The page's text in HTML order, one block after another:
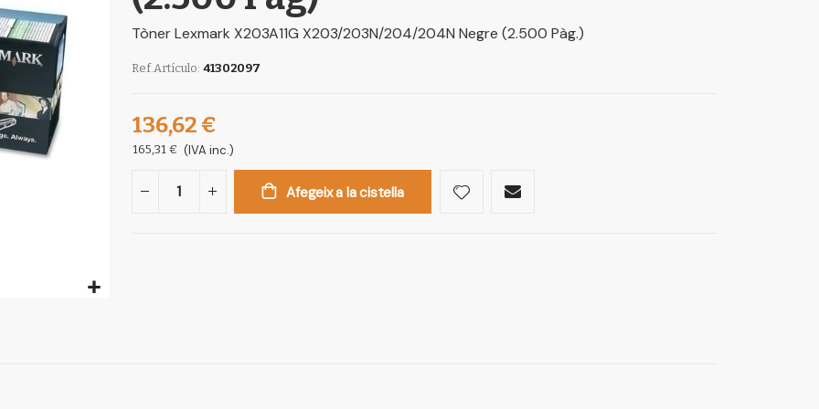
Tòner Lexmark X203A11G X203/203N/204/204N Negre (2.500 Pàg.)
Ref.Artículo 41302097
136,62 €
165,31 € (IVA inc.)
Afegeix a la cistella